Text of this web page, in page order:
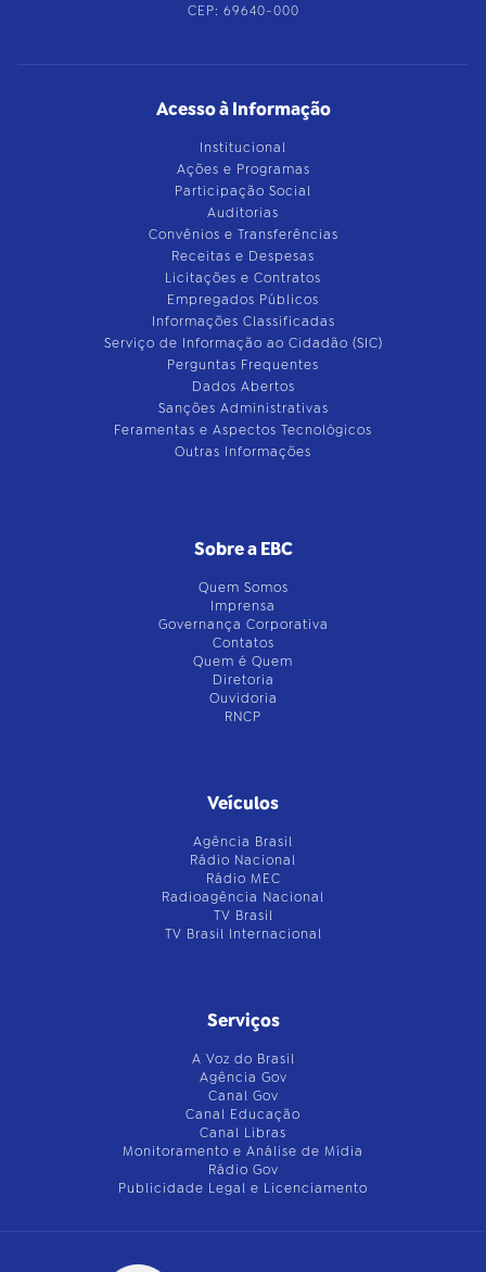
CEP: 69640-000
Acesso à Informação
Institucional
Ações e Programas
Participação Social
Auditorias
Convênios e Transferências
Receitas e Despesas
Licitações e Contratos
Empregados Públicos
Informações Classificadas
Serviço de Informação ao Cidadão (SIC)
Perguntas Frequentes
Dados Abertos
Sanções Administrativas
Feramentas e Aspectos Tecnológicos
Outras Informações
Sobre a EBC
Quem Somos
Imprensa
Governança Corporativa
Contatos
Quem é Quem
Diretoria
Ouvidoria
RNCP
Veículos
Agência Brasil
Rádio Nacional
Rádio MEC
Radioagência Nacional
TV Brasil
TV Brasil Internacional
Serviços
A Voz do Brasil
Agência Gov
Canal Gov
Canal Educação
Canal Libras
Monitoramento e Análise de Mídia
Rádio Gov
Publicidade Legal e Licenciamento